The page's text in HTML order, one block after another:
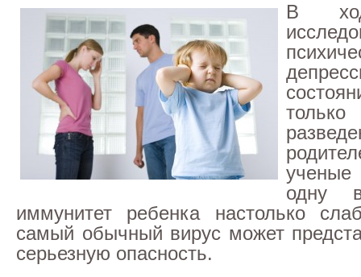
В
одну
иммунитет ребенка настолько
самый обычный вирус может
серьезную опасность.